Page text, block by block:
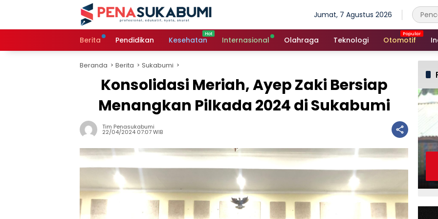
Jumat, 7 Agustus 2026
Berita Pendidikan Kesehatan Internasional Olahraga Teknologi Otomotif
Beranda Berita Sukabumi
Konsolidasi Meriah, Ayep Zaki Bersiap
Menangkan Pilkada 2024 di Sukabumi
Tim Penasukabumi
22/04/2024 07:07 WIB